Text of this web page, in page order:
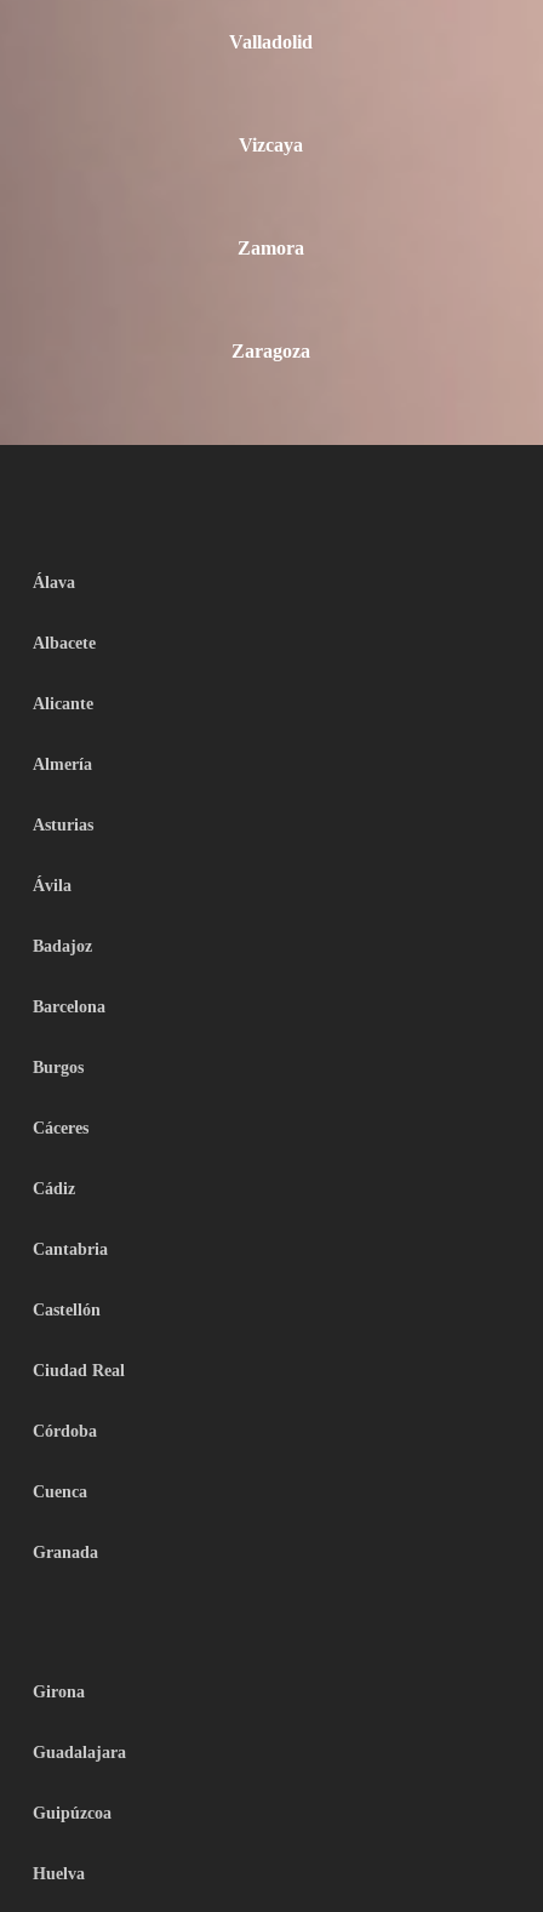
Valladolid
Vizcaya
Zamora
Zaragoza
Álava
Albacete
Alicante
Almería
Asturias
Ávila
Badajoz
Barcelona
Burgos
Cáceres
Cádiz
Cantabria
Castellón
Ciudad Real
Córdoba
Cuenca
Granada
Girona
Guadalajara
Guipúzcoa
Huelva